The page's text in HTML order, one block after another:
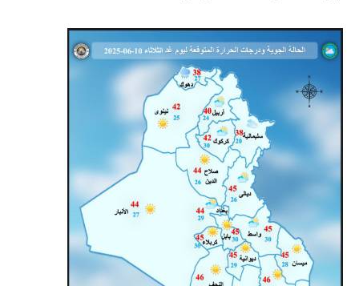
المرحلة المتوسطة
المرحلة الاعدادية
دروس
المرحلة الابتدائية
المرحلة المتوسطة
مواضيع انشاء